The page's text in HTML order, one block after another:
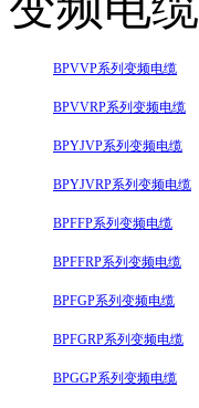
BPVVP系列变频电缆
BPVVRP系列变频电缆
BPYJVP系列变频电缆
BPYJVRP系列变频电缆
BPFFP系列变频电缆
BPFFRP系列变频电缆
BPFGP系列变频电缆
BPFGRP系列变频电缆
BPGGP系列变频电缆